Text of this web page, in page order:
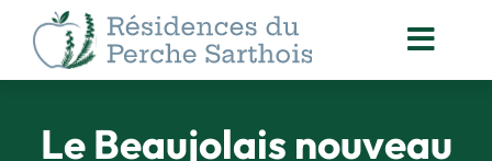
Passer
contenu
DES RÉSIDENTS
Le Beaujolais nouveau